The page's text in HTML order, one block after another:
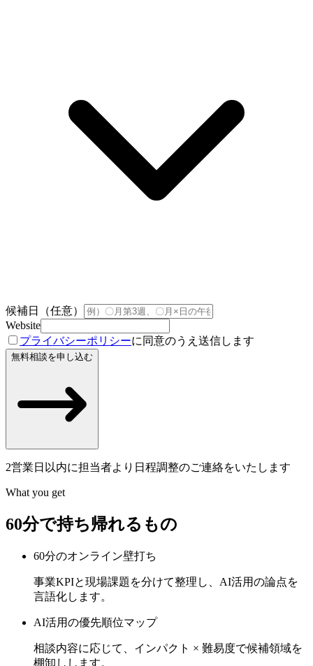
候補日（任意）
Website
プライバシーポリシーに同意のうえ送信します
無料相談を申し込む
2営業日以内に担当者より日程調整のご連絡をいたします
What you get
60分で持ち帰れるもの
60分のオンライン壁打ち
事業KPIと現場課題を分けて整理し、AI活用の論点を
言語化します。
AI活用の優先順位マップ
相談内容に応じて、インパクト × 難易度で候補領域を
棚卸しします。